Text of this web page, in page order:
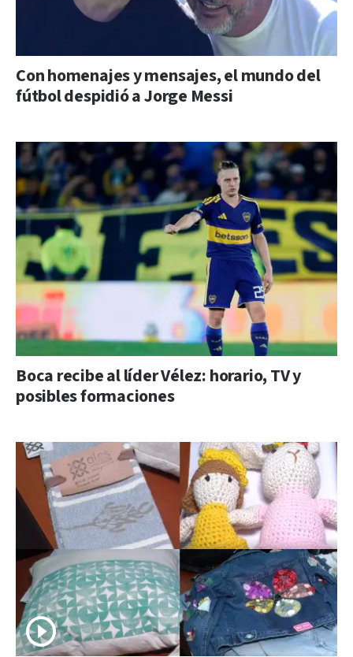
Con homenajes y mensajes, el mundo del
fútbol despidió a Jorge Messi
Boca recibe al líder Vélez: horario, TV y
posibles formaciones